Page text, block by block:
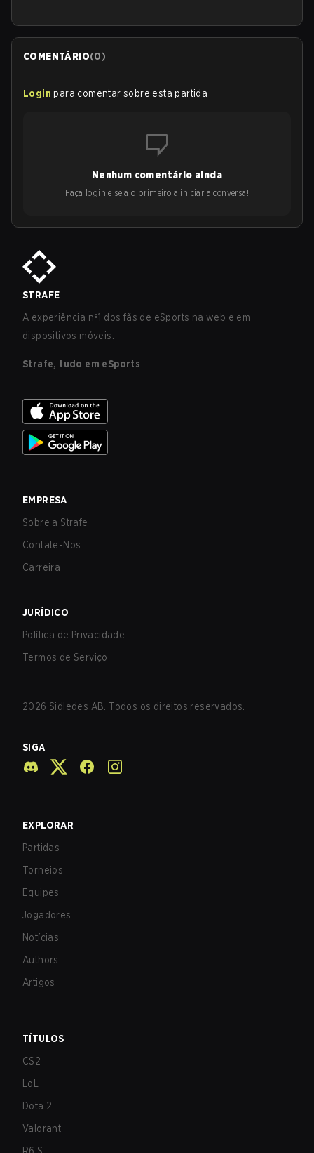
COMENTÁRIO(0)
Login para comentar sobre esta partida
Nenhum comentário ainda
Faça login e seja o primeiro a iniciar a conversa!
STRAFE
A experiência nº1 dos fãs de eSports na web e em
dispositivos móveis.
Strafe, tudo em eSports
EMPRESA
Sobre a Strafe
Contate-Nos
Carreira
JURÍDICO
Política de Privacidade
Termos de Serviço
2026 Sidledes AB. Todos os direitos reservados.
SIGA
EXPLORAR
Partidas
Torneios
Equipes
Jogadores
Notícias
Authors
Artigos
TÍTULOS
CS2
LoL
Dota 2
Valorant